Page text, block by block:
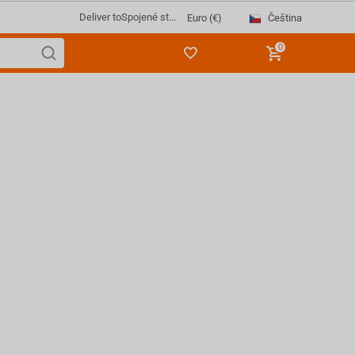
Deliver toSpojené st... Euro (€) Čeština
0